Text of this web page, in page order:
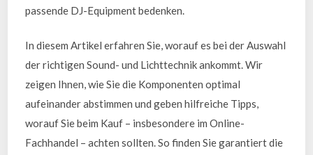
passende DJ-Equipment bedenken.
In diesem Artikel erfahren Sie, worauf es bei der Auswahl
der richtigen Sound- und Lichttechnik ankommt. Wir
zeigen Ihnen, wie Sie die Komponenten optimal
aufeinander abstimmen und geben hilfreiche Tipps,
worauf Sie beim Kauf – insbesondere im Online-
Fachhandel – achten sollten. So finden Sie garantiert die